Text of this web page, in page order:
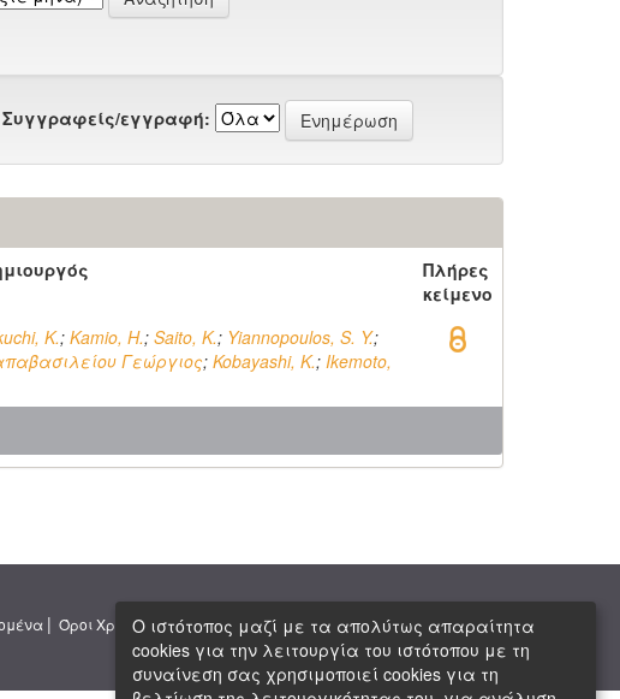
Συγγραφείς/εγγραφή:
Πλήρες
κείμενο
K.; Kamio, H.; Saito, K.; Yiannopoulos, S. Y.;
Γεώργιος; Kobayashi, K.; Ikemoto,
| Όροι Χρήσης | Πνευματική Ιδιοκτησία| Copyright © 2026 ΕΙΕ
Ο ιστότοπος μαζί με τα απολύτως απαραίτητα
cookies για την λειτουργία του ιστότοπου με τη
συναίνεση σας χρησιμοποιεί cookies για τη